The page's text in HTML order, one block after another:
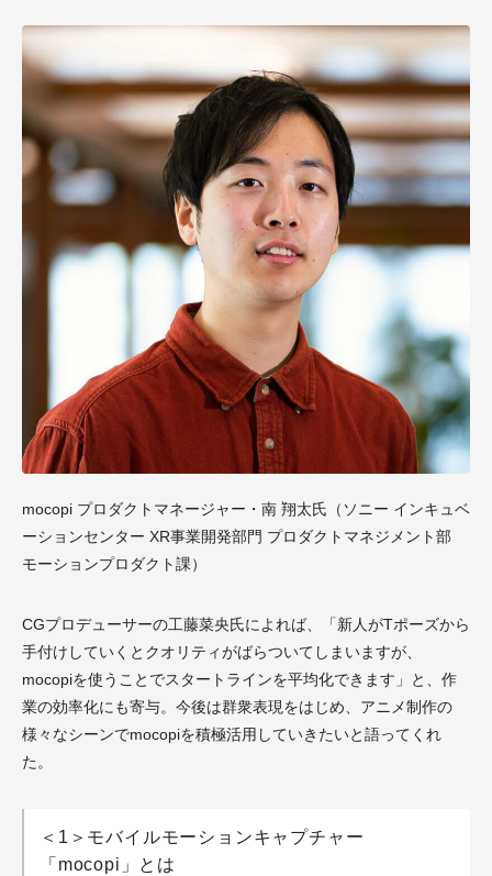
mocopi プロダクトマネージャー・南 翔太氏（ソニー インキュベ
ーションセンター XR事業開発部門 プロダクトマネジメント部
モーションプロダクト課）
CGプロデューサーの工藤菜央氏によれば、「新人がTポーズから
手付けしていくとクオリティがばらついてしまいますが、
mocopiを使うことでスタートラインを平均化できます」と、作
業の効率化にも寄与。今後は群衆表現をはじめ、アニメ制作の
様々なシーンでmocopiを積極活用していきたいと語ってくれ
た。
＜1＞モバイルモーションキャプチャー
「mocopi」とは